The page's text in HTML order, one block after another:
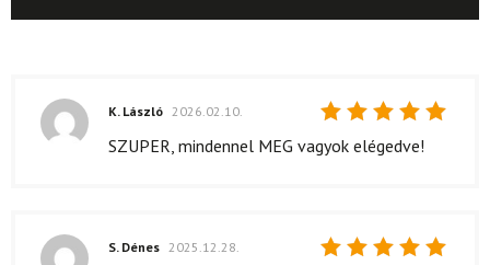
Értékelés:
5
/ 5
K. László 2026.02.10.
SZUPER, mindennel MEG vagyok elégedve!
S. Dénes 2025.12.28.